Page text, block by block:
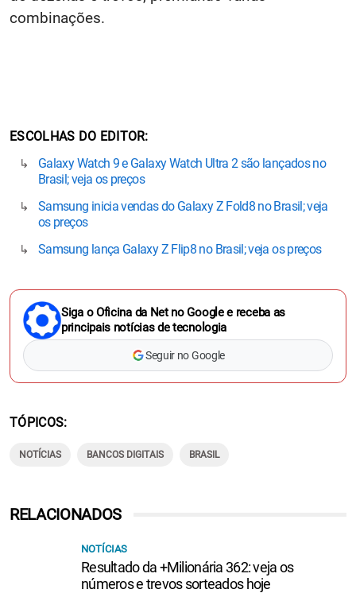
combinações.
ESCOLHAS DO EDITOR
Galaxy Watch 9 e Galaxy Watch Ultra 2 são lançados no
Brasil; veja os preços
Samsung inicia vendas do Galaxy Z Fold8 no Brasil; veja
os preços
Samsung lança Galaxy Z Flip8 no Brasil; veja os preços
Siga o Oficina da Net no Google e receba as
principais notícias de tecnologia
Seguir no Google
TÓPICOS
NOTÍCIAS BANCOS DIGITAIS BRASIL
RELACIONADOS
NOTÍCIAS
Resultado da +Milionária 362: veja os
números e trevos sorteados hoje